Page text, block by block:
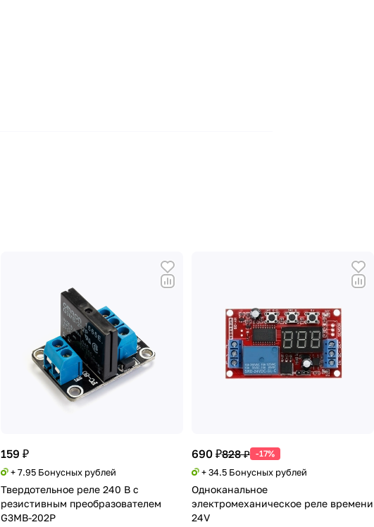
159 ₽
+ 7.95 Бонусных рублей
Твердотельное реле 240 В с
резистивным преобразователем
G3MB-202P
690 ₽828 ₽ -17%
+ 34.5 Бонусных рублей
Одноканальное
электромеханическое реле времени
24V